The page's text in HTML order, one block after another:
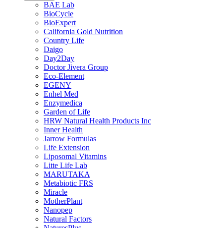
BAE Lab
BioCycle
BioExpert
California Gold Nutrition
Country Life
Daigo
Day2Day
Doctor Jivera Group
Eco-Element
EGENY
Enhel Med
Enzymedica
Garden of Life
HRW Natural Health Products Inc
Inner Health
Jarrow Formulas
Life Extension
Liposomal Vitamins
Litte Life Lab
MARUTAKA
Metabiotic FRS
Miracle
MotherPlant
Nanopep
Natural Factors